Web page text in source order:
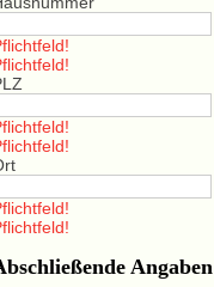
Angaben